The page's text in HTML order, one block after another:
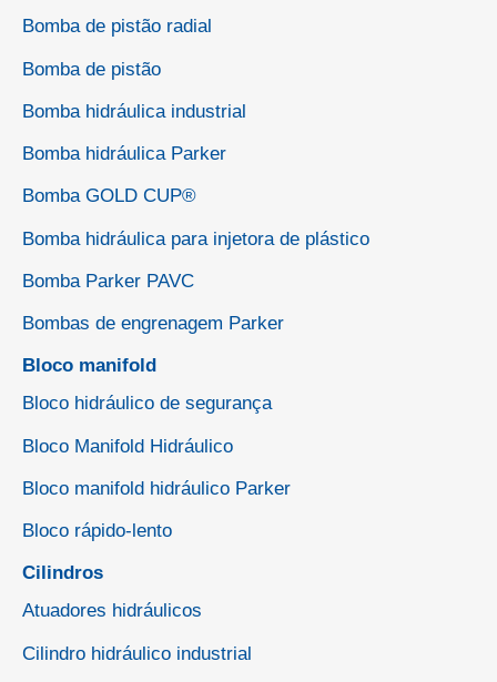
Bomba de pistão radial
Bomba de pistão
Bomba hidráulica industrial
Bomba hidráulica Parker
Bomba GOLD CUP®
Bomba hidráulica para injetora de plástico
Bomba Parker PAVC
Bombas de engrenagem Parker
Bloco manifold
Bloco hidráulico de segurança
Bloco Manifold Hidráulico
Bloco manifold hidráulico Parker
Bloco rápido-lento
Cilindros
Atuadores hidráulicos
Cilindro hidráulico industrial